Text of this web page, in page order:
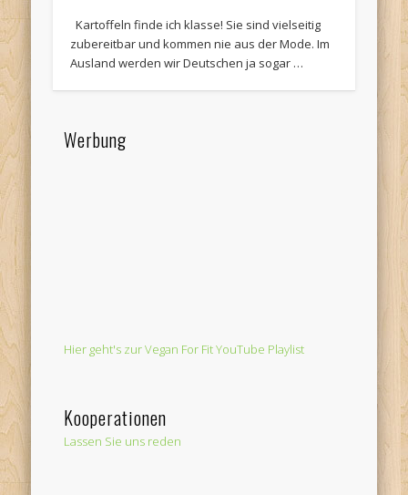
Kartoffeln finde ich klasse! Sie sind vielseitig
zubereitbar und kommen nie aus der Mode. Im
Ausland werden wir Deutschen ja sogar …
Werbung
Hier geht's zur Vegan For Fit YouTube Playlist
Kooperationen
Lassen Sie uns reden